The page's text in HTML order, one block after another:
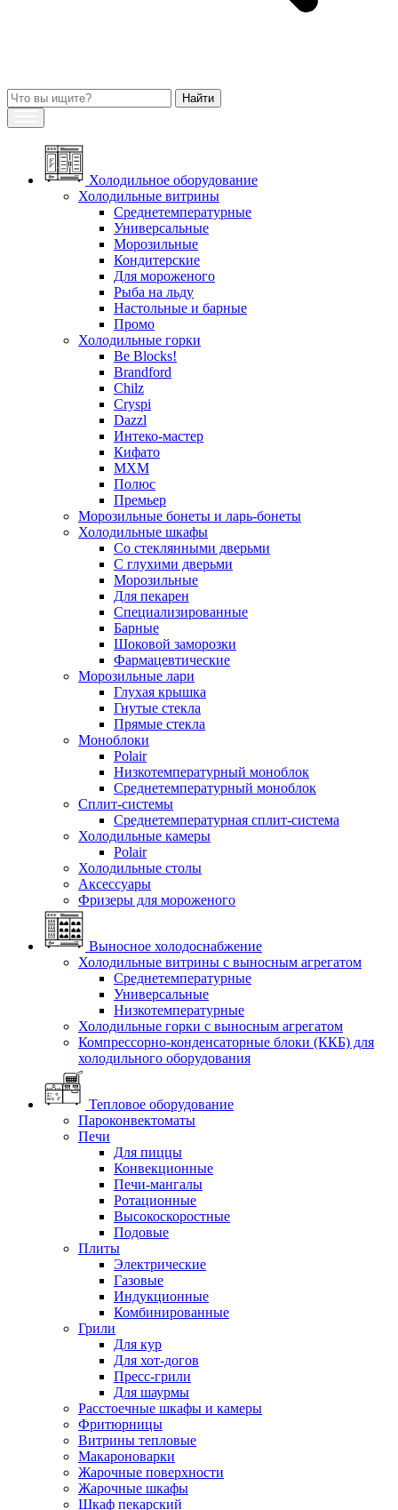
Холодильное оборудование
Холодильные витрины
Среднетемпературные
Универсальные
Морозильные
Кондитерские
Для мороженого
Рыба на льду
Настольные и барные
Промо
Холодильные горки
Be Blocks!
Brandford
Chilz
Cryspi
Dazzl
Интеко-мастер
Кифато
МХМ
Полюс
Премьер
Морозильные бонеты и ларь-бонеты
Холодильные шкафы
Со стеклянными дверьми
С глухими дверьми
Морозильные
Для пекарен
Специализированные
Барные
Шоковой заморозки
Фармацевтические
Морозильные лари
Глухая крышка
Гнутые стекла
Прямые стекла
Моноблоки
Polair
Низкотемпературный моноблок
Среднетемпературный моноблок
Сплит-системы
Среднетемпературная сплит-система
Холодильные камеры
Polair
Холодильные столы
Аксессуары
Фризеры для мороженого
Выносное холодоснабжение
Холодильные витрины с выносным агрегатом
Среднетемпературные
Универсальные
Низкотемпературные
Холодильные горки с выносным агрегатом
Компрессорно-конденсаторные блоки (ККБ) для
холодильного оборудования
Тепловое оборудование
Пароконвектоматы
Печи
Для пиццы
Конвекционные
Печи-мангалы
Ротационные
Высокоскоростные
Подовые
Плиты
Электрические
Газовые
Индукционные
Комбинированные
Грили
Для кур
Для хот-догов
Пресс-грили
Для шаурмы
Расстоечные шкафы и камеры
Фритюрницы
Витрины тепловые
Макароноварки
Жарочные поверхности
Жарочные шкафы
Шкаф пекарский